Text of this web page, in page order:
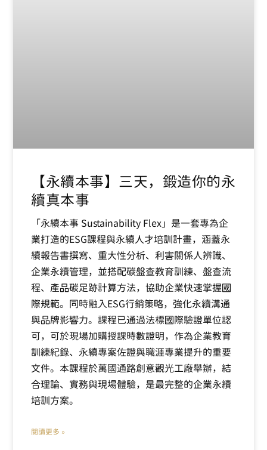
【永續本事】三天，鍛造你的永
續真本事
「永續本事 Sustainability Flex」是一套專為企
業打造的ESG課程與永續人才培訓計畫，涵蓋永
續報告書撰寫、重大性分析、利害關係人辨識、
企業永續管理，並搭配碳盤查教育訓練、盤查流
程、產品碳足跡計算方法，協助企業快速掌握國
際規範。同時融入ESG行銷策略，強化永續溝通
與品牌影響力。課程已通過法標國際驗證單位認
可，可於現場加購授課時數證明，作為企業教育
訓練紀錄、永續專案佐證與職涯專業提升的重要
文件。本課程於萬國通路創意觀光工廠舉辦，結
合理論、實務與現場體驗，是最完整的企業永續
培訓方案。
閱讀更多 »